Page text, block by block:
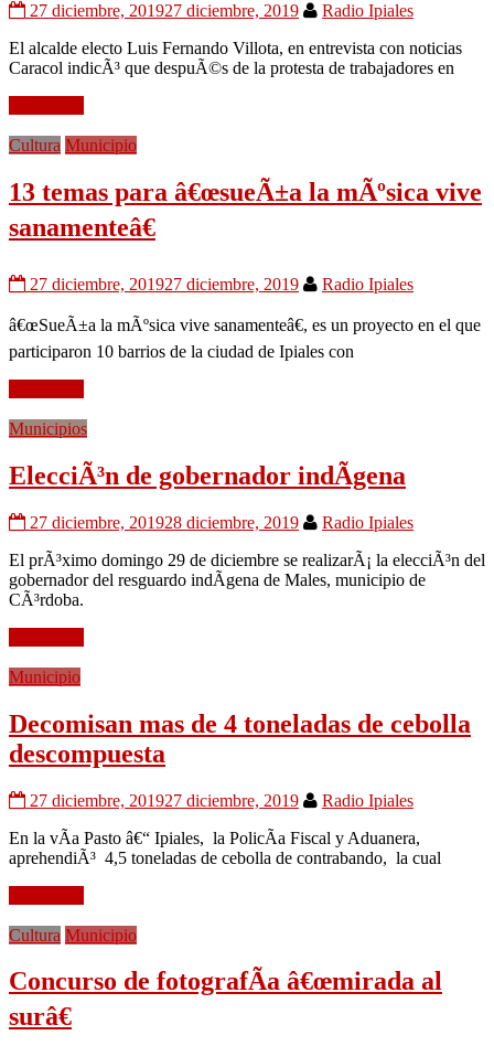
27 diciembre, 201927 diciembre, 2019
Radio Ipiales
El alcalde electo Luis Fernando Villota, en entrevista con noticias
Caracol indicÃ³ que despuÃ©s de la protesta de trabajadores en
Cultura Municipio
13 temas para â€œsueÃ±a la mÃºsica vive
sanamenteâ€
27 diciembre, 201927 diciembre, 2019 Radio Ipiales
â€œSueÃ±a la mÃºsica vive sanamenteâ€, es un proyecto en el que
participaron 10 barrios de la ciudad de Ipiales con
Municipios
ElecciÃ³n de gobernador indÃ­gena
27 diciembre, 201928 diciembre, 2019
Radio Ipiales
El prÃ³ximo domingo 29 de diciembre se realizarÃ¡ la elecciÃ³n del
gobernador del resguardo indÃ­gena de Males, municipio de
CÃ³rdoba.
Municipio
Decomisan mas de 4 toneladas de cebolla
descompuesta
27 diciembre, 201927 diciembre, 2019
Radio Ipiales
En la vÃ­a Pasto â€“ Ipiales, la PolicÃ­a Fiscal y Aduanera,
aprehendiÃ³ 4,5 toneladas de cebolla de contrabando, la cual
Cultura Municipio
Concurso de fotografÃ­a â€œmirada al
surâ€